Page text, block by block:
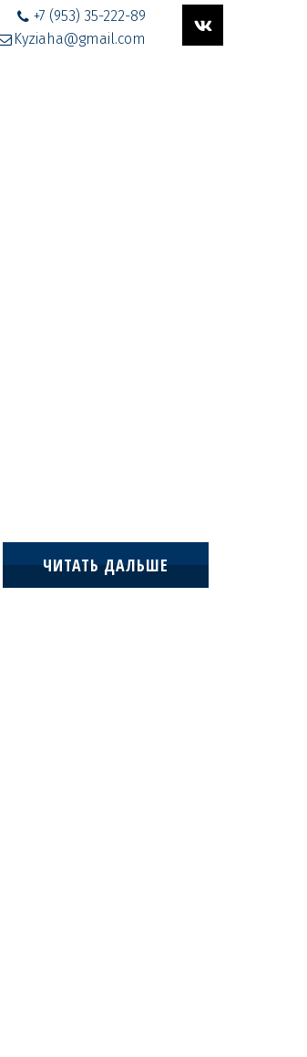
+7 (953) 35-222-89
Kyziaha@gmail.com
ЧИТАТЬ ДАЛЬШЕ